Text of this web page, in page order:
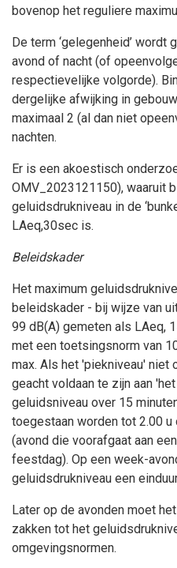
bovenop het reguliere
De term ‘gelegenheid’ wordt
avond of nacht (of
respectievelijke volgorde).
dergelijke afwijking in
maximaal 2 (al dan niet
nachten.
Er is een akoestisch
OMV_2023121150), waaruit
geluidsdrukniveau in de
LAeq,30sec is.
Beleidskader
Het maximum
beleidskader - bij wijze van
99 dB(A) gemeten als LAeq,
met een toetsingsnorm van
max. Als het 'piekniveau' niet
geacht voldaan te zijn aan
geluidsniveau over 15
toegestaan worden tot 2.00
(avond die voorafgaat aan
feestdag). Op een week-
geluidsdrukniveau een
Later op de avonden moet
zakken tot het
omgevingsnormen.